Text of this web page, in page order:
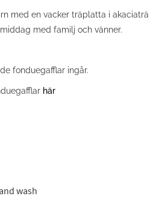
med en vacker träplatta i akaciaträ
med familj och vänner.
fonduegafflar ingår.
här
wash